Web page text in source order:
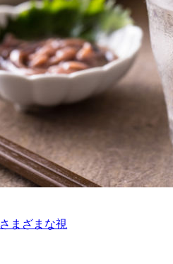
まざまな視